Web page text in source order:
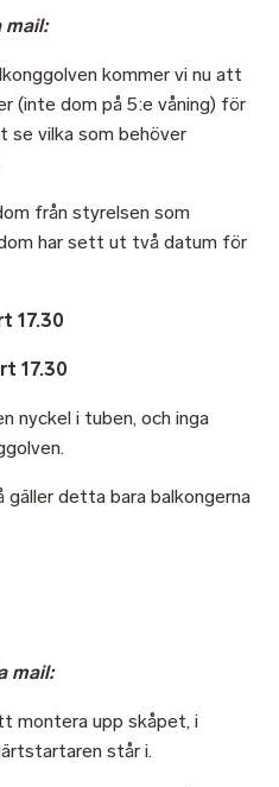
mail:
kommer vi nu att
(inte dom på 5:e våning) för
vilka som behöver
från styrelsen som
har sett ut två datum för
17.30
17.30
nyckel i tuben, och inga
gäller detta bara balkongerna
mail:
montera upp skåpet, i
står i.